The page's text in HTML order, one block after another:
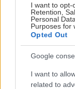
I want to opt-
Retention,
Personal
Purposes for
Opted Out
Google
I want to
related to
klinčeky a
punč
a lyžičkou
Maslový